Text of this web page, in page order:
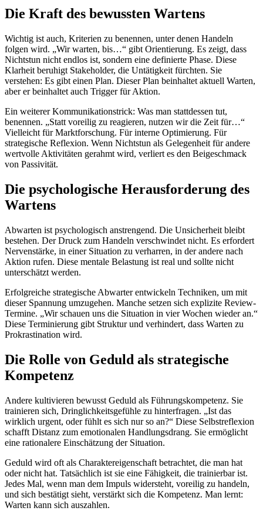
Die Kraft des bewussten Wartens
Wichtig ist auch, Kriterien zu benennen, unter denen Handeln
folgen wird. „Wir warten, bis…“ gibt Orientierung. Es zeigt, dass
Nichtstun nicht endlos ist, sondern eine definierte Phase. Diese
Klarheit beruhigt Stakeholder, die Untätigkeit fürchten. Sie
verstehen: Es gibt einen Plan. Dieser Plan beinhaltet aktuell Warten,
aber er beinhaltet auch Trigger für Aktion.
Ein weiterer Kommunikationstrick: Was man stattdessen tut,
benennen. „Statt voreilig zu reagieren, nutzen wir die Zeit für…“
Vielleicht für Marktforschung. Für interne Optimierung. Für
strategische Reflexion. Wenn Nichtstun als Gelegenheit für andere
wertvolle Aktivitäten gerahmt wird, verliert es den Beigeschmack
von Passivität.
Die psychologische Herausforderung des
Wartens
Abwarten ist psychologisch anstrengend. Die Unsicherheit bleibt
bestehen. Der Druck zum Handeln verschwindet nicht. Es erfordert
Nervenstärke, in einer Situation zu verharren, in der andere nach
Aktion rufen. Diese mentale Belastung ist real und sollte nicht
unterschätzt werden.
Erfolgreiche strategische Abwarter entwickeln Techniken, um mit
dieser Spannung umzugehen. Manche setzen sich explizite Review-
Termine. „Wir schauen uns die Situation in vier Wochen wieder an.“
Diese Terminierung gibt Struktur und verhindert, dass Warten zu
Prokrastination wird.
Die Rolle von Geduld als strategische
Kompetenz
Andere kultivieren bewusst Geduld als Führungskompetenz. Sie
trainieren sich, Dringlichkeitsgefühle zu hinterfragen. „Ist das
wirklich urgent, oder fühlt es sich nur so an?“ Diese Selbstreflexion
schafft Distanz zum emotionalen Handlungsdrang. Sie ermöglicht
eine rationalere Einschätzung der Situation.
Geduld wird oft als Charaktereigenschaft betrachtet, die man hat
oder nicht hat. Tatsächlich ist sie eine Fähigkeit, die trainierbar ist.
Jedes Mal, wenn man dem Impuls widersteht, voreilig zu handeln,
und sich bestätigt sieht, verstärkt sich die Kompetenz. Man lernt:
Warten kann sich auszahlen.